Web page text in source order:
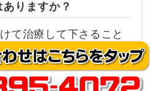
りますか？
て治療して下さること
かったら今頃どうでし